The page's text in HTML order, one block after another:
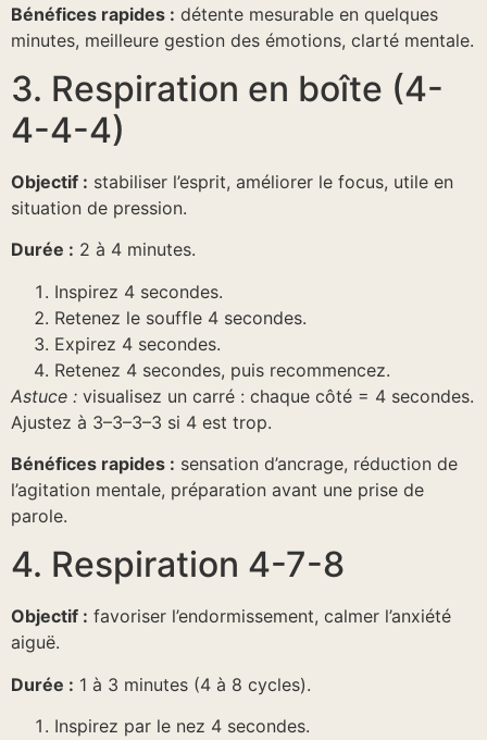
Bénéfices rapides : détente mesurable en quelques
minutes, meilleure gestion des émotions, clarté mentale.
3. Respiration en boîte (4-
4-4-4)
Objectif : stabiliser l’esprit, améliorer le focus, utile en
situation de pression.
Durée : 2 à 4 minutes.
Inspirez 4 secondes.
Retenez le souffle 4 secondes.
Expirez 4 secondes.
Retenez 4 secondes, puis recommencez.
Astuce : visualisez un carré : chaque côté = 4 secondes.
Ajustez à 3–3–3–3 si 4 est trop.
Bénéfices rapides : sensation d’ancrage, réduction de
l’agitation mentale, préparation avant une prise de
parole.
4. Respiration 4-7-8
Objectif : favoriser l’endormissement, calmer l’anxiété
aiguë.
Durée : 1 à 3 minutes (4 à 8 cycles).
Inspirez par le nez 4 secondes.